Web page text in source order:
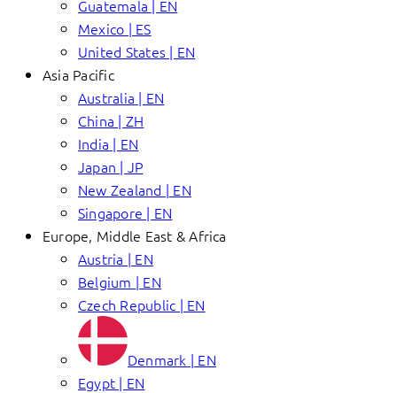
Guatemala | EN
Mexico | ES
United States | EN
Asia Pacific
Australia | EN
China | ZH
India | EN
Japan | JP
New Zealand | EN
Singapore | EN
Europe, Middle East & Africa
Austria | EN
Belgium | EN
Czech Republic | EN
Denmark | EN
Egypt | EN